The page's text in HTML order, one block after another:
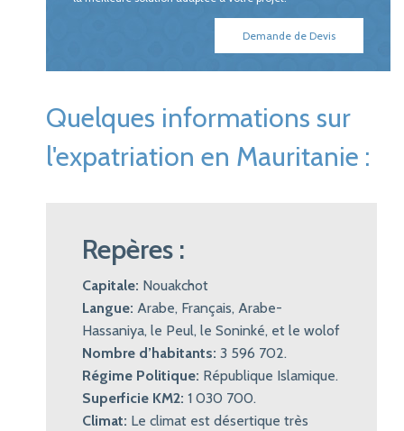
Demande de Devis
Quelques informations sur
l'expatriation en Mauritanie :
Repères :
Capitale: Nouakchot
Langue: Arabe, Français, Arabe-
Hassaniya, le Peul, le Soninké, et le wolof
Nombre d’habitants: 3 596 702.
Régime Politique: République Islamique.
Superficie KM2: 1 030 700.
Climat: Le climat est désertique très